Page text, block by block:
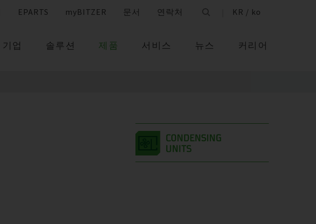
EPARTS myBITZER 문서 연락처 KR / ko
기업 솔루션 제품 서비스 뉴스 커리어